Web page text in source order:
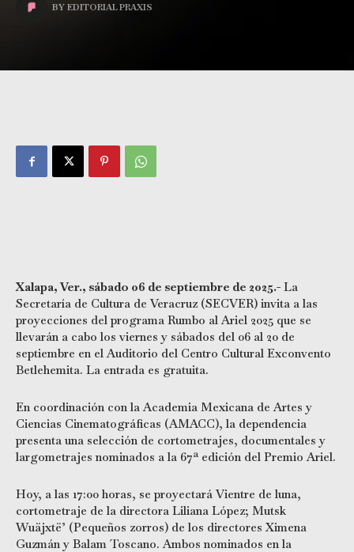
BY EDITORIAL PRAXIS
Xalapa, Ver., sábado 06 de septiembre de 2025.- La
Secretaría de Cultura de Veracruz (SECVER) invita a las
proyecciones del programa Rumbo al Ariel 2025 que se
llevarán a cabo los viernes y sábados del 06 al 20 de
septiembre en el Auditorio del Centro Cultural Exconvento
Betlehemita. La entrada es gratuita.
En coordinación con la Academia Mexicana de Artes y
Ciencias Cinematográficas (AMACC), la dependencia
presenta una selección de cortometrajes, documentales y
largometrajes nominados a la 67ª edición del Premio Ariel.
Hoy, a las 17:00 horas, se proyectará Vientre de luna,
cortometraje de la directora Liliana López; Mutsk
Wuäjxtë’ (Pequeños zorros) de los directores Ximena
Guzmán y Balam Toscano. Ambos nominados en la